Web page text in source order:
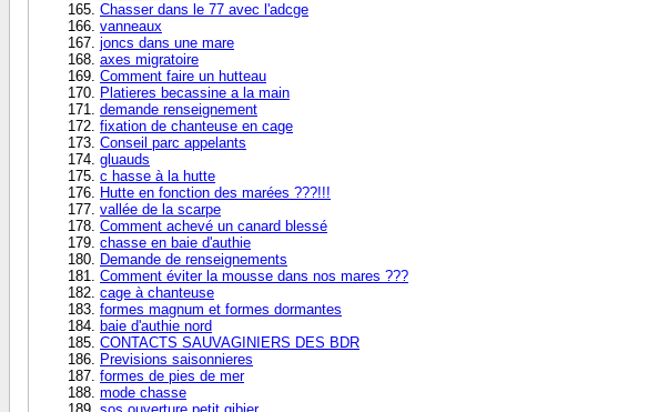
Chasser dans le 77 avec l'adcge
vanneaux
joncs dans une mare
axes migratoire
Comment faire un hutteau
Platieres becassine a la main
demande renseignement
fixation de chanteuse en cage
Conseil parc appelants
gluauds
c hasse à la hutte
Hutte en fonction des marées ???!!!
vallée de la scarpe
Comment achevé un canard blessé
chasse en baie d'authie
Demande de renseignements
Comment éviter la mousse dans nos mares ???
cage à chanteuse
formes magnum et formes dormantes
baie d'authie nord
CONTACTS SAUVAGINIERS DES BDR
Previsions saisonnieres
formes de pies de mer
mode chasse